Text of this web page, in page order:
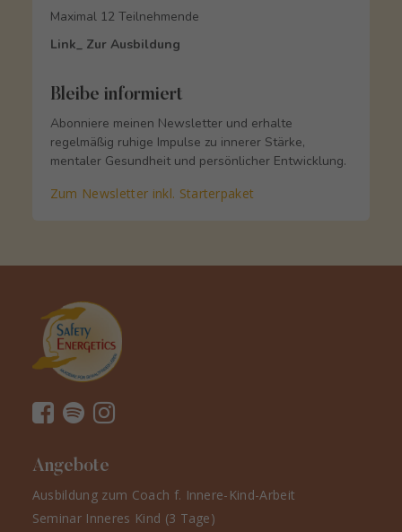
Maximal 12 Teilnehmende
Link_ Zur Ausbildung
Bleibe informiert
Abonniere meinen Newsletter und erhalte
regelmäßig ruhige Impulse zu innerer Stärke,
mentaler Gesundheit und persönlicher Entwicklung.
Zum Newsletter inkl. Starterpaket
Angebote
Ausbildung zum Coach f. Innere-Kind-Arbeit
Seminar Inneres Kind (3 Tage)